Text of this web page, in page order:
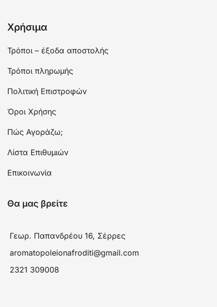
Χρήσιμα
Τρόποι – έξοδα αποστολής
Τρόποι πληρωμής
Πολιτική Επιστροφών
Όροι Χρήσης
Πώς Αγοράζω;
Λίστα Επιθυμιών
Επικοινωνία
Θα μας βρείτε
Γεωρ. Παπανδρέου 16, Σέρρες
aromatopoleionafroditi@gmail.com
2321 309008